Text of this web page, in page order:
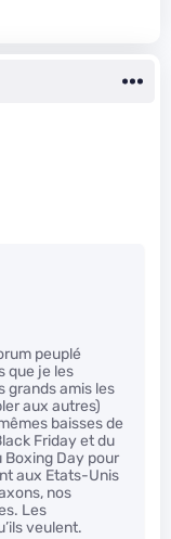
peuplé
que je les
grands amis les
aux autres)
baisses de
Friday et du
Boxing Day pour
aux Etats-Unis
nos
Les
veulent.